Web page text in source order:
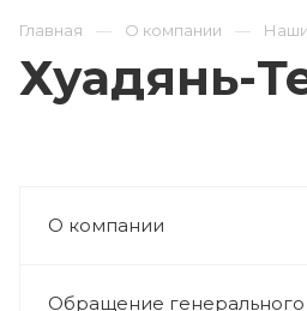
Главная
О компании
Хуадянь-
О компании
Обращение генерального